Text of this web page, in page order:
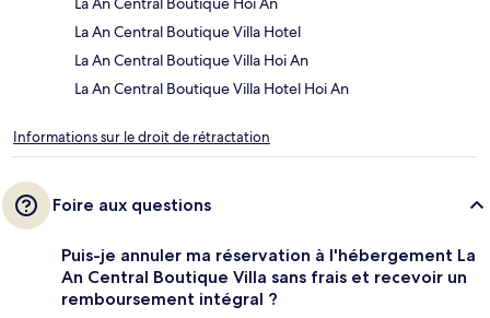
La An Central Boutique Villa Hotel
La An Central Boutique Villa Hoi An
La An Central Boutique Villa Hotel Hoi An
Informations sur le droit de rétractation
Foire aux questions
Puis-je annuler ma réservation à l'hébergement La
An Central Boutique Villa sans frais et recevoir un
remboursement intégral ?